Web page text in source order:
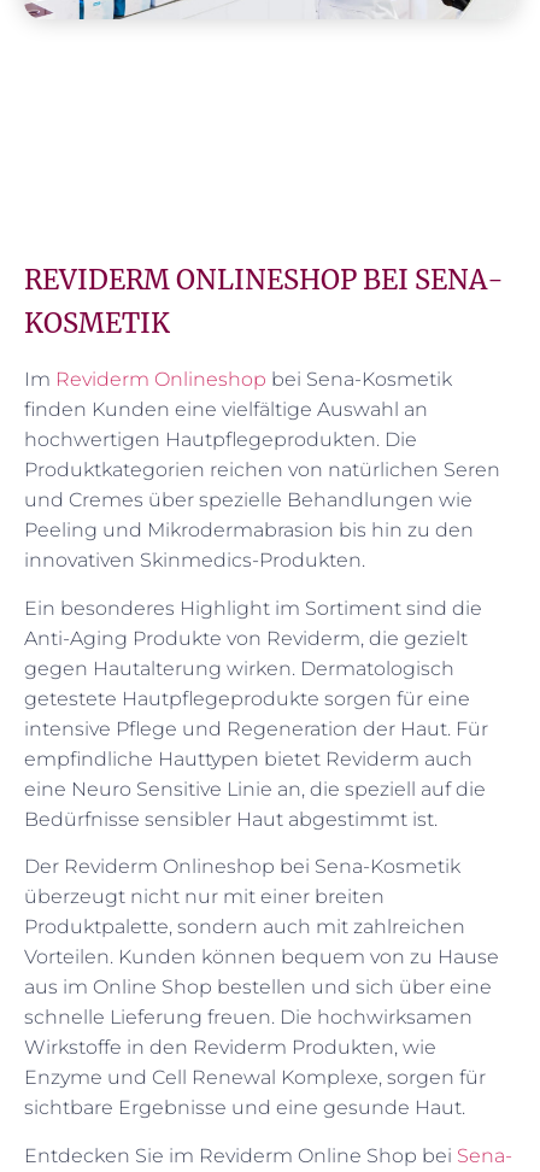
REVIDERM ONLINESHOP BEI SENA-
KOSMETIK
Im Reviderm Onlineshop bei Sena-Kosmetik
finden Kunden eine vielfältige Auswahl an
hochwertigen Hautpflegeprodukten. Die
Produktkategorien reichen von natürlichen Seren
und Cremes über spezielle Behandlungen wie
Peeling und Mikrodermabrasion bis hin zu den
innovativen Skinmedics-Produkten.
Ein besonderes Highlight im Sortiment sind die
Anti-Aging Produkte von Reviderm, die gezielt
gegen Hautalterung wirken. Dermatologisch
getestete Hautpflegeprodukte sorgen für eine
intensive Pflege und Regeneration der Haut. Für
empfindliche Hauttypen bietet Reviderm auch
eine Neuro Sensitive Linie an, die speziell auf die
Bedürfnisse sensibler Haut abgestimmt ist.
Der Reviderm Onlineshop bei Sena-Kosmetik
überzeugt nicht nur mit einer breiten
Produktpalette, sondern auch mit zahlreichen
Vorteilen. Kunden können bequem von zu Hause
aus im Online Shop bestellen und sich über eine
schnelle Lieferung freuen. Die hochwirksamen
Wirkstoffe in den Reviderm Produkten, wie
Enzyme und Cell Renewal Komplexe, sorgen für
sichtbare Ergebnisse und eine gesunde Haut.
Entdecken Sie im Reviderm Online Shop bei Sena-